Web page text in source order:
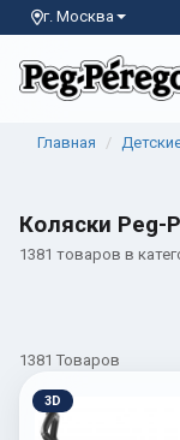
г. Москва
Главная
Коляски Peg-
1381 товаров в
1381 Товаров
3D